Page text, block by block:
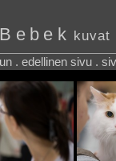
kuvat
. edellinen sivu .